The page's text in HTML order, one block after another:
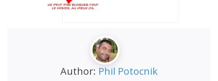
Author: Phil Potocnik